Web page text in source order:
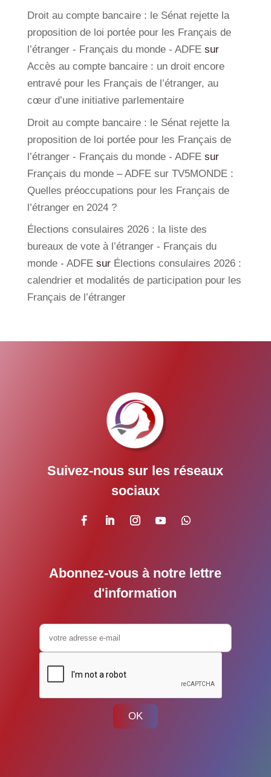
Droit au compte bancaire : le Sénat rejette la
proposition de loi portée pour les Français de
l’étranger - Français du monde - ADFEsur
Accès au compte bancaire : un droit encore
entravé pour les Français de l’étranger, au
cœur d’une initiative parlementaire
Droit au compte bancaire : le Sénat rejette la
proposition de loi portée pour les Français de
l’étranger - Français du monde - ADFEsur
Français du monde – ADFE sur TV5MONDE :
Quelles préoccupations pour les Français de
l’étranger en 2024 ?
Élections consulaires 2026 : la liste des
bureaux de vote à l’étranger - Français du
monde - ADFEsur Élections consulaires 2026 :
calendrier et modalités de participation pour les
Français de l’étranger
Suivez-nous sur les réseaux
sociaux
Abonnez-vous à notre lettre
d'information
OK